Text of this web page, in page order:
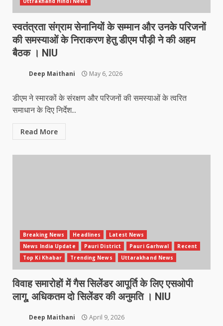
स्वतंत्रता संग्राम सेनानियों के सम्मान और उनके परिजनों
की समस्याओं के निराकरण हेतु डीएम पौड़ी ने की अहम
बैठक । NIU
Deep Maithani May 6, 2026
डीएम ने स्मारकों के संरक्षण और परिजनों की समस्याओं के त्वरित
समाधान के दिए निर्देश...
Read More
Breaking News Headlines
Latest News
News India Update
Pauri District Pauri Garhwal
Recent
Top Ki Khabar
Trending News Uttarakhand News
विवाह समारोहों में गैस सिलेंडर आपूर्ति के लिए एसओपी
लागू, अधिकतम दो सिलेंडर की अनुमति । NIU
Deep Maithani April 9, 2026